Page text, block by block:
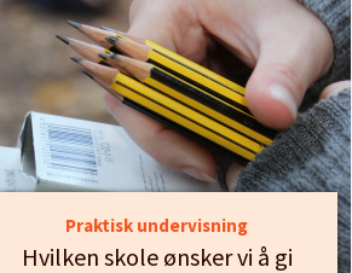
Praktisk undervisning
Hvilken skole ønsker vi å gi